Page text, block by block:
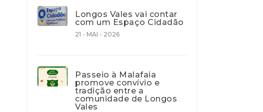
Longos Vales vai contar
com um Espaço Cidadão
21 - MAI - 2026
Passeio à Malafaia
promove convívio e
tradição entre a
comunidade de Longos
Vales